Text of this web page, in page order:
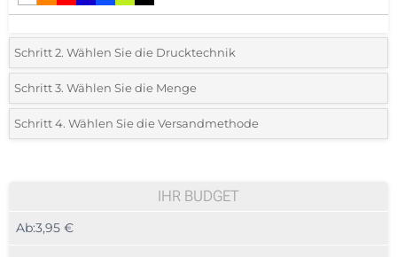
Schritt 2. Wählen Sie die Drucktechnik
*Wählen Sie die Druck- und Farbtechniken für Ihr Logo:
1 Farbig (Vorderseite)
Schritt 3. Wählen Sie die Menge
*Bitte wählen Sie Ihre gewünschte Menge
20
Schritt 4. Wählen Sie die Versandmethode
IHR BUDGET
Ab:3,95 €